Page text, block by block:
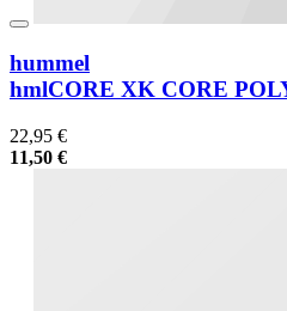
hummel
hmlCORE XK CORE
22,95 €
11,50 €